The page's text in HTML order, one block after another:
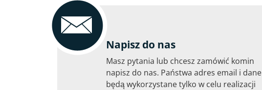
Napisz do nas
Masz pytania lub chcesz zamówić komin
napisz do nas. Państwa adres email i dane
będą wykorzystane tylko w celu realizacji